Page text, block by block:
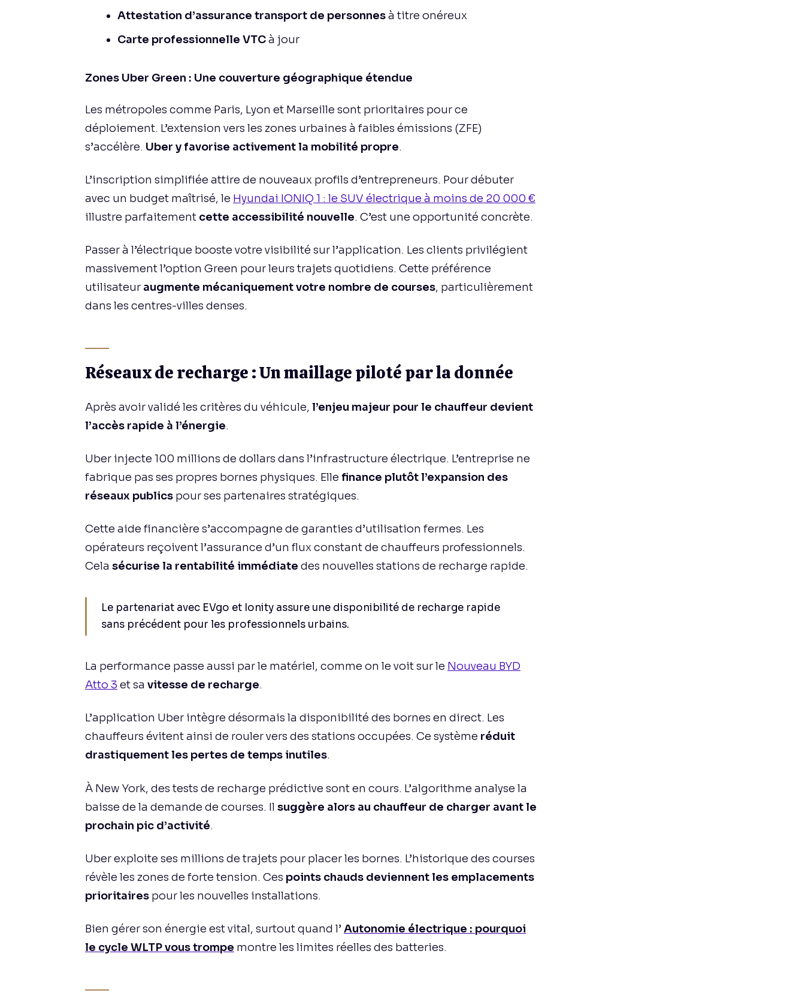
Attestation d’assurance transport de personnesà titre onéreux
Carte professionnelle VTCà jour
Zones Uber Green : Une couverture géographique étendue
Les métropoles comme Paris, Lyon et Marseille sont prioritaires pour ce
déploiement. L’extension vers les zones urbaines à faibles émissions (ZFE)
s’accélère. Uber y favorise activement la mobilité propre.
L’inscription simplifiée attire de nouveaux profils d’entrepreneurs. Pour débuter
avec un budget maîtrisé, le Hyundai IONIQ 1 : le SUV électrique à moins de 20 000 €
illustre parfaitement cette accessibilité nouvelle. C’est une opportunité concrète.
Passer à l’électrique booste votre visibilité sur l’application. Les clients privilégient
massivement l’option Green pour leurs trajets quotidiens. Cette préférence
utilisateur augmente mécaniquement votre nombre de courses, particulièrement
dans les centres-villes denses.
Réseaux de recharge : Un maillage piloté par la donnée
Après avoir validé les critères du véhicule, l’enjeu majeur pour le chauffeur devient
l’accès rapide à l’énergie.
Uber injecte 100 millions de dollars dans l’infrastructure électrique. L’entreprise ne
fabrique pas ses propres bornes physiques. Elle finance plutôt l’expansion des
réseaux publics pour ses partenaires stratégiques.
Cette aide financière s’accompagne de garanties d’utilisation fermes. Les
opérateurs reçoivent l’assurance d’un flux constant de chauffeurs professionnels.
Cela sécurise la rentabilité immédiate des nouvelles stations de recharge rapide.
Le partenariat avec EVgo et Ionity assure une disponibilité de recharge rapide
sans précédent pour les professionnels urbains.
La performance passe aussi par le matériel, comme on le voit sur le Nouveau BYD
Atto 3 et sa vitesse de recharge.
L’application Uber intègre désormais la disponibilité des bornes en direct. Les
chauffeurs évitent ainsi de rouler vers des stations occupées. Ce système réduit
drastiquement les pertes de temps inutiles.
À New York, des tests de recharge prédictive sont en cours. L’algorithme analyse la
baisse de la demande de courses. Il suggère alors au chauffeur de charger avant le
prochain pic d’activité.
Uber exploite ses millions de trajets pour placer les bornes. L’historique des courses
révèle les zones de forte tension. Ces points chauds deviennent les emplacements
prioritaires pour les nouvelles installations.
Bien gérer son énergie est vital, surtout quand l’ Autonomie électrique : pourquoi
le cycle WLTP vous trompe montre les limites réelles des batteries.